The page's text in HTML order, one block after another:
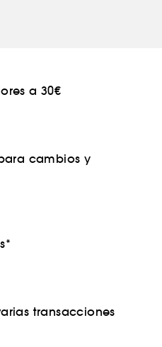
a 30€
cambios y
transacciones